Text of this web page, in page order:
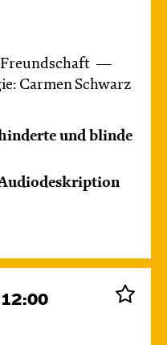
Carmen Schwarz
und blinde